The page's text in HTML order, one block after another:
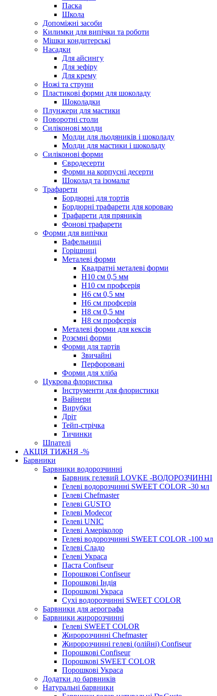
Паска
Школа
Допоміжні засоби
Килимки для випічки та роботи
Мішки кондитерські
Насадки
Для айсингу
Для зефіру
Для крему
Ножі та струни
Пластикові форми для шоколаду
Шоколадки
Плунжери для мастики
Поворотні столи
Силіконові молди
Молди для льодяників і шоколаду
Молди для мастики і шоколаду
Силіконові форми
Євродесерти
Форми на корпусні десерти
Шоколад та ізомальт
Трафарети
Бордюрні для тортів
Бордюрні трафарети для короваю
Трафарети для пряників
Фонові трафарети
Форми для випічки
Вафельниці
Горішниці
Металеві форми
Квадратні металеві форми
Н10 см 0,5 мм
Н10 см профсерія
Н6 см 0,5 мм
Н6 см профсерія
Н8 см 0,5 мм
Н8 см профсерія
Металеві форми для кексів
Розємні форми
Форми для тартів
Звичайні
Перфоровані
Форми для хліба
Цукрова флористика
Інструменти для флористики
Вайнери
Вирубки
Дріт
Тейп-стрічка
Тичинки
Шпателі
АКЦІЯ ТИЖНЯ -%
Барвники
Барвники водорозчинні
Барвник гелевий LOVKE -ВОДОРОЗЧИННІ
Гелеві водорозчинні SWEET COLOR -30 мл
Гелеві Chefmaster
Гелеві GUSTO
Гелеві Modecor
Гелеві UNIC
Гелеві Амеріколор
Гелеві водорозчинні SWEET COLOR -100 мл
Гелеві Сладо
Гелеві Украса
Паста Confiseur
Порошкові Confiseur
Порошкові Індія
Порошкові Украса
Сухі водорозчинні SWEET COLOR
Барвники для аерографа
Барвники жиророзчинні
Гелеві SWEET COLOR
Жиророзчинні Chefmaster
Жиророзчинні гелеві (олійні) Confiseur
Порошкові Confiseur
Порошкові SWEET COLOR
Порошкові Украса
Додатки до барвників
Натуральні барвники